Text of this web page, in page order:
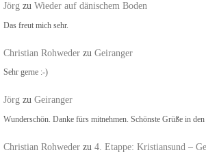
Jörg zu Wieder auf dänischem Boden
Das freut mich sehr.
Christian Rohweder zu Geiranger
Sehr gerne :-)
Jörg zu Geiranger
Wunderschön. Danke fürs mitnehmen. Schönste Grüße in
Christian Rohweder zu 4. Etappe: Kristiansund –